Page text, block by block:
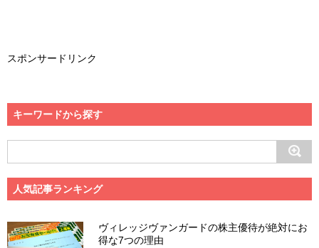
スポンサードリンク
キーワードから探す
人気記事ランキング
ヴィレッジヴァンガードの株主優待が絶対にお
得な7つの理由